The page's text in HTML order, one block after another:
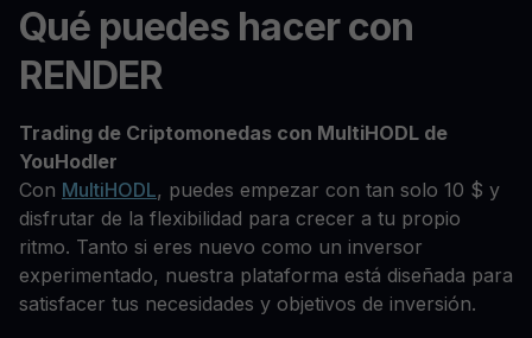
Qué puedes hacer con
RENDER
Trading de Criptomonedas con MultiHODL de
YouHodler
Con MultiHODL, puedes empezar con tan solo 10 $ y
disfrutar de la flexibilidad para crecer a tu propio
ritmo. Tanto si eres nuevo como un inversor
experimentado, nuestra plataforma está diseñada para
satisfacer tus necesidades y objetivos de inversión.